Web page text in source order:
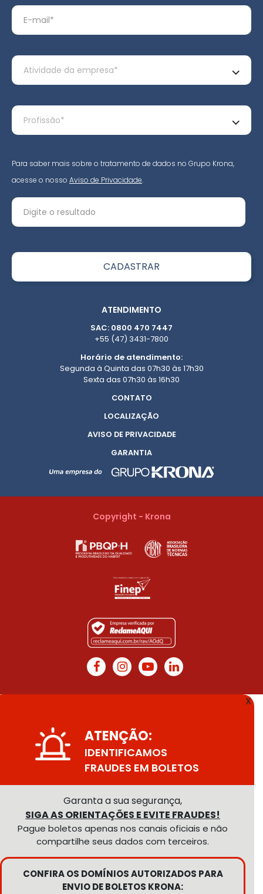
Para saber mais sobre o tratamento de dados no Grupo Krona,
acesse o nosso Aviso de Privacidade.
ATENDIMENTO
SAC: 0800 470 7447
+55 (47) 3431-7800
Horário de atendimento:
Segunda à Quinta das 07h30 às 17h30
Sexta das 07h30 às 16h30
CONTATO
LOCALIZAÇÃO
AVISO DE PRIVACIDADE
GARANTIA
Copyright - Krona
X
ATENÇÃO:
IDENTIFICAMOS
FRAUDES EM BOLETOS
Garanta a sua segurança,
SIGA AS ORIENTAÇÕES E EVITE FRAUDES!
Pague boletos apenas nos canais oficiais e não
compartilhe seus dados com terceiros.
CONFIRA OS DOMÍNIOS AUTORIZADOS PARA
ENVIO DE BOLETOS KRONA: